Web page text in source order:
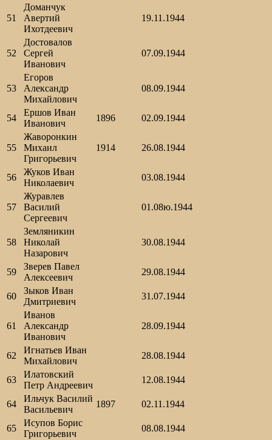
51
Доманчук
Авертий
Ихотдеевич
19.11.1944
52
Достовалов
Сергей
Иванович
07.09.1944
53
Егоров
Александр
Михайлович
08.09.1944
54
Ершов Иван
Иванович
1896 02.09.1944
55
Жаворонкин
Михаил
Григорьевич
1914 26.08.1944
56
Жуков Иван
Николаевич
03.08.1944
57
Журавлев
Василий
Сергеевич
01.08ю.1944
58
Земляникин
Николай
Назарович
30.08.1944
59
Зверев Павел
Алексеевич
29.08.1944
60
Зыков Иван
Дмитриевич
31.07.1944
61
Иванов
Александр
Иванович
28.09.1944
62
Игнатьев Иван
Михайлович
28.08.1944
63
Илатовский
Петр Андреевич
12.08.1944
64
Ильчук Василий
Васильевич
1897 02.11.1944
65
Исупов Борис
Григорьевич
08.08.1944